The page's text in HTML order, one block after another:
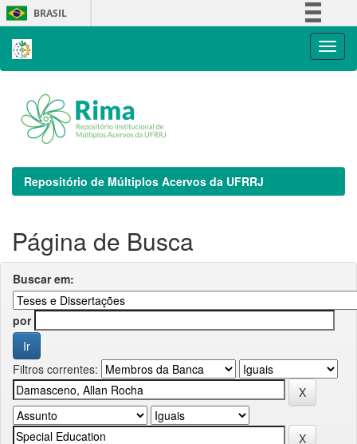
Skip
navigation
BRASIL
Repositório de Múltiplos Acervos da UFRRJ
Página de Busca
Buscar em:
por
Filtros correntes: